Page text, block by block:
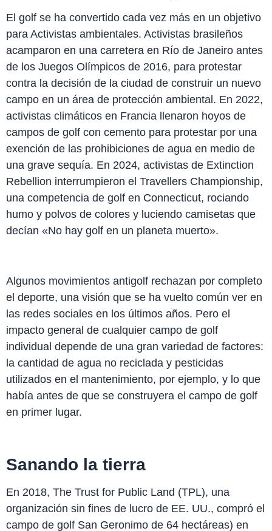
El golf se ha convertido cada vez más en un objetivo
para Activistas ambientales. Activistas brasileños
acamparon en una carretera en Río de Janeiro antes
de los Juegos Olímpicos de 2016, para protestar
contra la decisión de la ciudad de construir un nuevo
campo en un área de protección ambiental. En 2022,
activistas climáticos en Francia llenaron hoyos de
campos de golf con cemento para protestar por una
exención de las prohibiciones de agua en medio de
una grave sequía. En 2024, activistas de Extinction
Rebellion interrumpieron el Travellers Championship,
una competencia de golf en Connecticut, rociando
humo y polvos de colores y luciendo camisetas que
decían «No hay golf en un planeta muerto».
Algunos movimientos antigolf rechazan por completo
el deporte, una visión que se ha vuelto común ver en
las redes sociales en los últimos años. Pero el
impacto general de cualquier campo de golf
individual depende de una gran variedad de factores:
la cantidad de agua no reciclada y pesticidas
utilizados en el mantenimiento, por ejemplo, y lo que
había antes de que se construyera el campo de golf
en primer lugar.
Sanando la tierra
En 2018, The Trust for Public Land (TPL), una
organización sin fines de lucro de EE. UU., compró el
campo de golf San Geronimo de 64 hectáreas) en